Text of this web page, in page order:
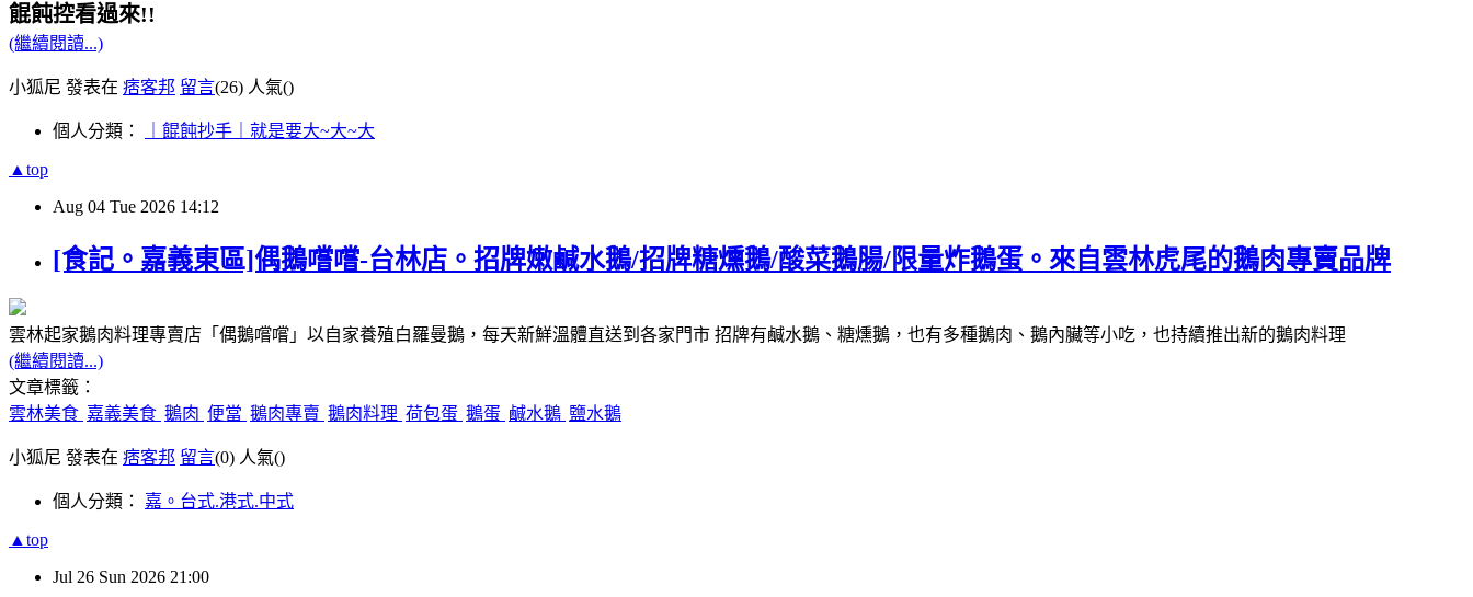
餛飩控看過來!!
(繼續閱讀...)
小狐尼 發表在 痞客邦 留言(26) 人氣()
個人分類： ｜餛飩抄手｜就是要大~大~大
▲top
Aug 04 Tue 2026 14:12
[食記。嘉義東區]偶鵝嚐嚐-台林店。招牌嫩鹹水鵝/招牌糖燻鵝/酸菜鵝腸/限量炸鵝蛋。來自雲林虎尾的鵝肉專賣品牌
雲林起家鵝肉料理專賣店「偶鵝嚐嚐」 以自家養殖白羅曼鵝，每天新鮮溫體直送到各家門市 招牌有鹹水鵝、糖燻鵝，也有多種鵝肉、鵝內臟等小吃，也持續推出新的鵝肉料理
(繼續閱讀...)
文章標籤：
雲林美食 嘉義美食 鵝肉 便當 鵝肉專賣 鵝肉料理 荷包蛋 鵝蛋 鹹水鵝 鹽水鵝
小狐尼 發表在 痞客邦 留言(0) 人氣()
個人分類： 嘉。台式.港式.中式
▲top
Jul 26 Sun 2026 21:00